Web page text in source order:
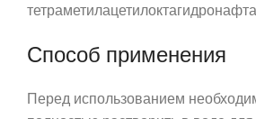
Способ применения
Перед использованием